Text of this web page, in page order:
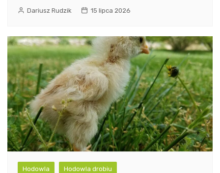
Dariusz Rudzik 15 lipca 2026
Hodowla Hodowla drobiu